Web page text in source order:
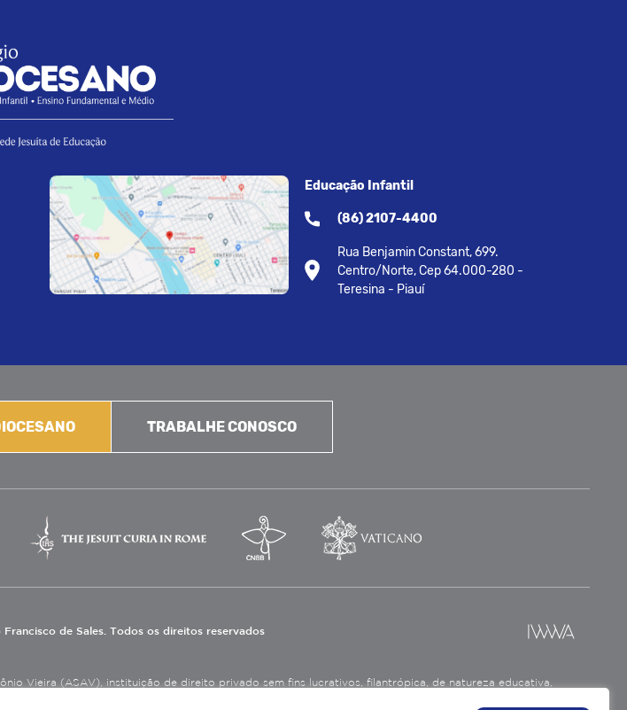
Educação Infantil
(86) 2107-4400
Rua Benjamin Constant, 699.
Centro/Norte, Cep 64.000-280 -
Teresina - Piauí
TRABALHE CONOSCO
de Sales. Todos os direitos reservados
Vieira (ASAV), instituição de direito privado sem fins lucrativos, filantrópica, de natureza educativa,